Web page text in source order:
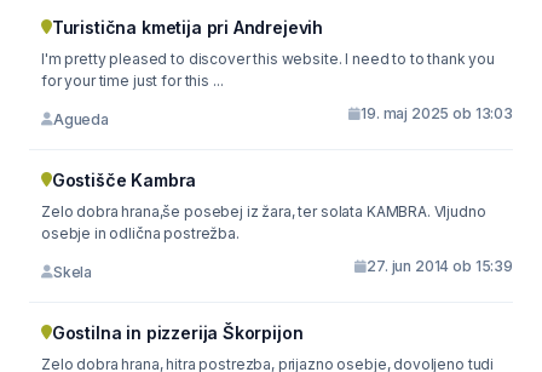
Turistična kmetija pri Andrejevih
I'm pretty pleased to discover this website. I need to to thank you
for your time just for this ...
Agueda 19. maj 2025 ob 13:03
Gostišče Kambra
Zelo dobra hrana,še posebej iz žara, ter solata KAMBRA. Vljudno
osebje in odlična postrežba.
Skela 27. jun 2014 ob 15:39
Gostilna in pizzerija Škorpijon
Zelo dobra hrana, hitra postrezba, prijazno osebje, dovoljeno tudi